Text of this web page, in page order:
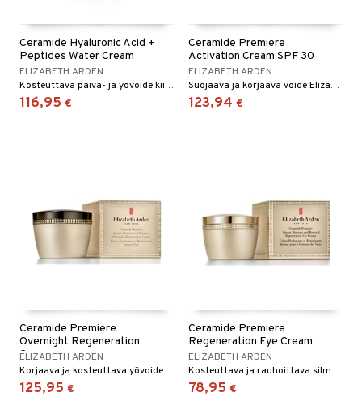
Ceramide Hyaluronic Acid +
Peptides Water Cream
ELIZABETH ARDEN
Kosteuttava päivä- ja yövoide kiinteämmälle iholle Elizabeth Ardenilta.
116,95 €
Ceramide Premiere
Activation Cream SPF 30
ELIZABETH ARDEN
Suojaava ja korjaava voide Elizabeth Ardenilta
123,94 €
Ceramide Premiere
Overnight Regeneration
Cream
ELIZABETH ARDEN
Korjaava ja kosteuttava yövoide Elizabeth Ardenilta
125,95 €
Ceramide Premiere
Regeneration Eye Cream
ELIZABETH ARDEN
Kosteuttava ja rauhoittava silmänympärysvoide, joka vähentää turvotusta ja tummia silmänalusia. Elisabeth Ardenilta
78,95 €